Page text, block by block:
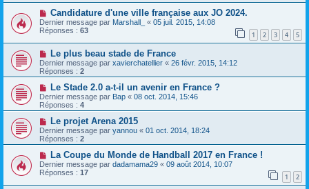
Candidature d'une ville française aux JO 2024.
Dernier message par Marshall_ « 05 juil. 2015, 14:08
Réponses : 63 1 2 3 4 5
Le plus beau stade de France
Dernier message par xavierchatellier « 26 févr. 2015, 14:12
Réponses : 2
Le Stade 2.0 a-t-il un avenir en France ?
Dernier message par Bap « 08 oct. 2014, 15:46
Réponses : 4
Le projet Arena 2015
Dernier message par yannou « 01 oct. 2014, 18:24
Réponses : 2
La Coupe du Monde de Handball 2017 en France !
Dernier message par dadamama29 « 09 août 2014, 10:07
Réponses : 17 1 2